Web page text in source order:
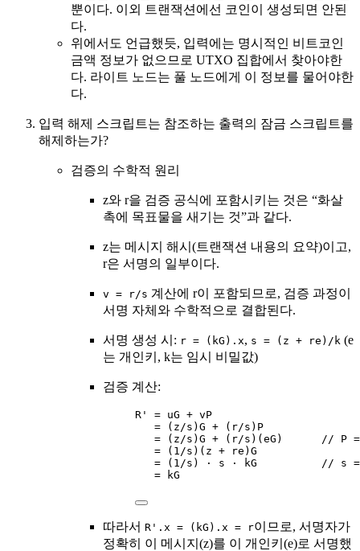
뿐이다. 이외 트랜잭션에선 코인이 생성되면 안된
다.
위에서도 언급했듯, 입력에는 명시적인 비트코인
금액 정보가 없으므로 UTXO 집합에서 찾아야한
다. 라이트 노드는 풀 노드에게 이 정보를 물어야한
다.
입력 해제 스크립트는 참조하는 출력의 잠금 스크립트를
해제하는가?
검증의 수학적 원리
z와 r을 검증 공식에 포함시키는 것은 “화살
촉에 목표물을 새기는 것”과 같다.
z는 메시지 해시(트랜잭션 내용의 요약)이고,
r은 서명의 일부이다.
v = r/s 계산에 r이 포함되므로, 검증 과정이
서명 자체와 수학적으로 결합된다.
서명 생성 시: r = (kG).x, s = (z + re)/k (e
는 개인키, k는 임시 비밀값)
검증 계산:
R' = uG + vP
= (z/s)G + (r/s)P
= (z/s)G + (r/s)(eG)      // P =
= (1/s)(z + re)G
= (1/s) · s · kG          // s
= kG
따라서 R'.x = (kG).x = r이므로, 서명자가
정확히 이 메시지(z)를 이 개인키(e)로 서명했